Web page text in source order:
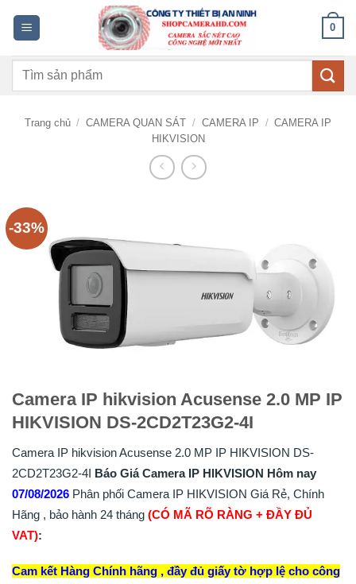
dung
0
Tìm
Trang chủ / CAMERA QUAN SÁT / CAMERA IP / CAMERA IP
HIKVISION
-33%
Camera IP hikvision Acusense 2.0 MP IP
HIKVISION DS-2CD2T23G2-4I
Camera IP hikvision Acusense 2.0 MP IP HIKVISION DS-
2CD2T23G2-4I Báo Giá Camera IP HIKVISION Hôm nay
07/08/2026 Phân phối Camera IP HIKVISION Giá Rẻ, Chính
Hãng , bảo hành 24 tháng (CÓ MÃ RÕ RÀNG + ĐẦY ĐỦ
VAT):
Cam kết Hàng Chính hãng , đầy đủ giấy tờ hợp lệ cho công